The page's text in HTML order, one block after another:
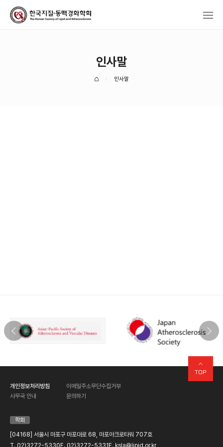
인사말
인사말
TOP
개인정보처리방침
이메일주소무단수집거부
사무국 안내
문의하기
학회
[04168] 서울시 마포구 마포대로 68, 마포아크로타워 707호
T. 02)3272-5330 F. 02)3272-5331 E. ksla@lipid.or.kr